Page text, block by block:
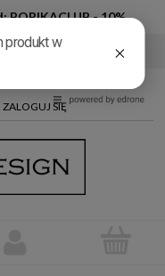
BORIKACLUB - 10%
butik@borika.pl
ZALOGUJ SIĘ